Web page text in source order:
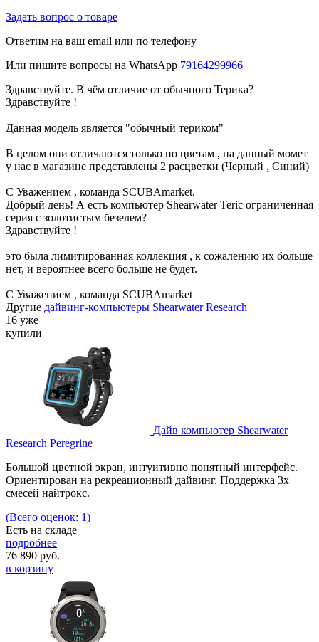
Задать вопрос о товаре
Ответим на ваш email или по телефону
Или пишите вопросы на WhatsApp 79164299966
Здравствуйте. В чём отличие от обычного Терика?
Здравствуйте !
Данная модель является "обычный териком"
В целом они отличаются только по цветам , на данный момет
у нас в магазине представлены 2 расцветки (Черный , Синий)
С Уважением , команда SCUBAmarket.
Добрый день! А есть компьютер Shearwater Teric ограниченная
серия с золотистым безелем?
Здравствуйте !
это была лимитированная коллекция , к сожалению их больше
нет, и вероятнее всего больше не будет.
С Уважением , команда SCUBAmarket
Другие дайвинг-компьютеры Shearwater Research
16 уже
купили
Дайв компьютер Shearwater
Research Peregrine
Большой цветной экран, интуитивно понятный интерфейс.
Ориентирован на рекреационный дайвинг. Поддержка 3х
смесей найтрокс.
(Всего оценок: 1)
Есть на складе
подробнее
76 890 руб.
в корзину